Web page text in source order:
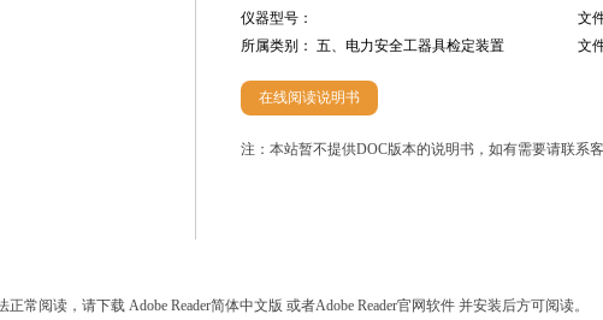
仪器型号：
文
所属类别： 五、电力安全工器具检定装置
文
在线阅读说明书
注：本站暂不提供DOC版本的说明书，如有需要请联系
阅读，请下载 Adobe Reader简体中文版 或者Adobe Reader官网软件 并安装后方可阅读。